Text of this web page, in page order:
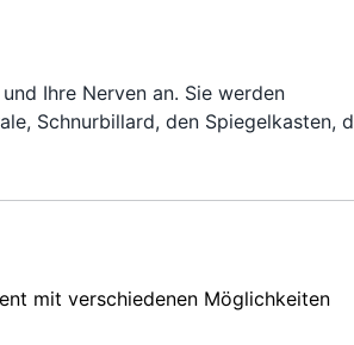
Ihre Nerven an. Sie werden
Schnurbillard, den Spiegelkasten,
mit verschiedenen Möglichkeiten